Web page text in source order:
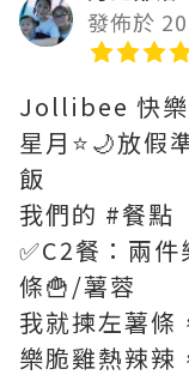
發佈於
Jollibee 快
星月⭐🌙放假
飯
我們的 #餐點
✅C2餐：兩
條🍟/薯蓉
我就揀左薯條
樂脆雞熱辣辣